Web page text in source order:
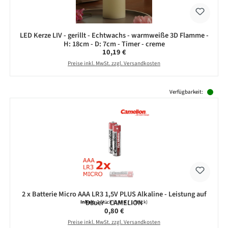
LED Kerze LIV - gerillt - Echtwachs - warmweiße 3D Flamme -
H: 18cm - D: 7cm - Timer - creme
Regulärer Preis:
10,19 €
Preise inkl. MwSt. zzgl. Versandkosten
Verfügbarkeit:
2 x Batterie Micro AAA LR3 1,5V PLUS Alkaline - Leistung auf
Dauer - CAMELION
Inhalt:2 Stück(0,40 € / 1 Stück)
Regulärer Preis:
0,80 €
Preise inkl. MwSt. zzgl. Versandkosten